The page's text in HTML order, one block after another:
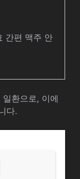
간편 맥주 안
환으로, 이에
다.